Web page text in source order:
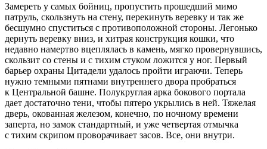
Замереть у самых бойниц, пропустить прошедший мимо
патруль, скользнуть на стену, перекинуть веревку и так же
бесшумно спуститься с противоположной стороны. Легонько
дернуть веревку вниз, и хитрая конструкция кошки, что
недавно намертво вцеплялась в камень, мягко провернувшись,
скользит со стены и с тихим стуком ложится у ног. Первый
барьер охраны Цитадели удалось пройти играючи. Теперь
нужно темными пятнами внутреннего двора пробраться
к Центральной башне. Полукруглая арка бокового портала
дает достаточно тени, чтобы пятеро укрылись в ней. Тяжелая
дверь, окованная железом, конечно, по ночному времени
заперта, но замок стандартный, и уже четвертая отмычка
с тихим скрипом проворачивает засов. Все, они внутри.